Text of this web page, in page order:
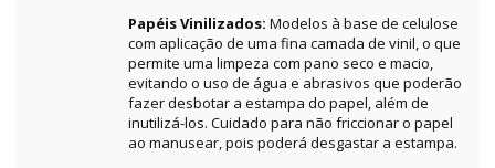
Papéis Vinilizados: Modelos à base de celulose
com aplicação de uma fina camada de vinil, o que
permite uma limpeza com pano seco e macio,
evitando o uso de água e abrasivos que poderão
fazer desbotar a estampa do papel, além de
inutilizá-los. Cuidado para não friccionar o papel
ao manusear, pois poderá desgastar a estampa.